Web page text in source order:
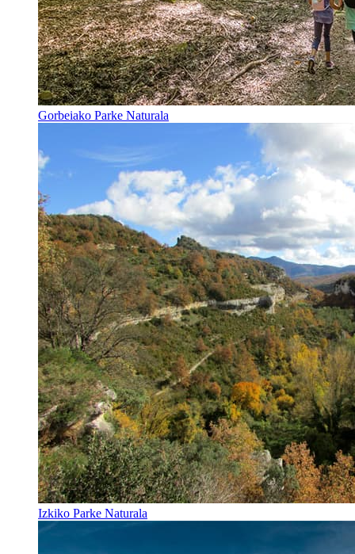
Gorbeiako Parke Naturala
Izkiko Parke Naturala